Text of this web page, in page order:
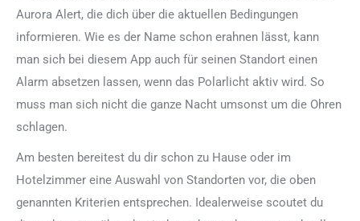
Aurora Alert, die dich über die aktuellen Bedingungen
informieren. Wie es der Name schon erahnen lässt, kann
man sich bei diesem App auch für seinen Standort einen
Alarm absetzen lassen, wenn das Polarlicht aktiv wird. So
muss man sich nicht die ganze Nacht umsonst um die Ohren
schlagen.
Am besten bereitest du dir schon zu Hause oder im
Hotelzimmer eine Auswahl von Standorten vor, die oben
genannten Kriterien entsprechen. Idealerweise scoutet du